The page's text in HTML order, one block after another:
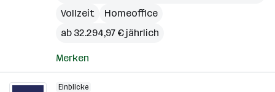
Vollzeit
Homeoffice
ab 32.294,97 € jährlich
Merken
Einblicke